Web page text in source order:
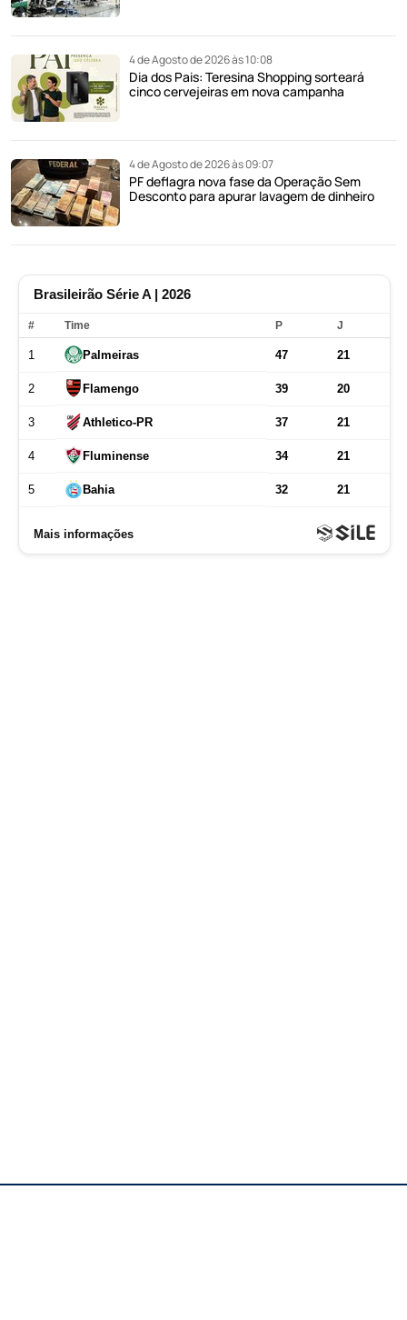
4 de Agosto de 2026 às 10:08
Dia dos Pais: Teresina Shopping sorteará
cinco cervejeiras em nova campanha
4 de Agosto de 2026 às 09:07
PF deflagra nova fase da Operação Sem
Desconto para apurar lavagem de dinheiro